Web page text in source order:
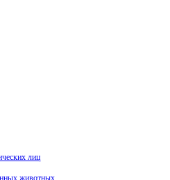
лиц
животных